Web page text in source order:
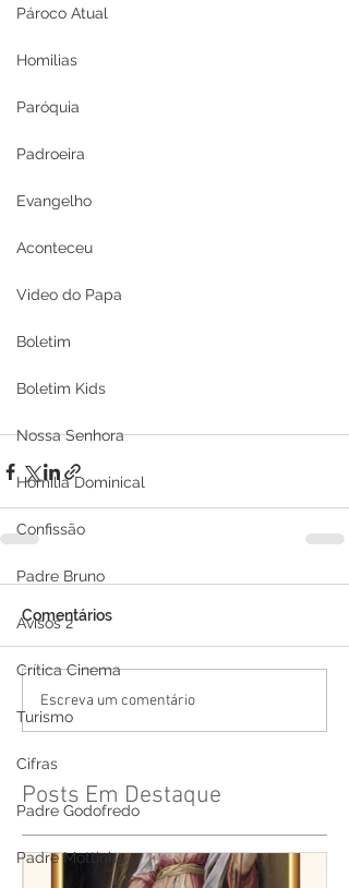
Pároco Atual
Homilias
Paróquia
Padroeira
Evangelho
Aconteceu
Video do Papa
Boletim
Boletim Kids
Nossa Senhora
Homilia Dominical
Confissão
Padre Bruno
Avisos 2
Crítica Cinema
Turismo
Cifras
Padre Godofredo
Padre Mottinha
Comentários
Escreva um comentário
Posts Em Destaque